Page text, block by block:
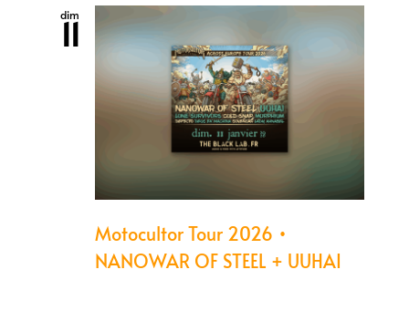
dim
11
Motocultor Tour 2026 •
NANOWAR OF STEEL + UUHAI